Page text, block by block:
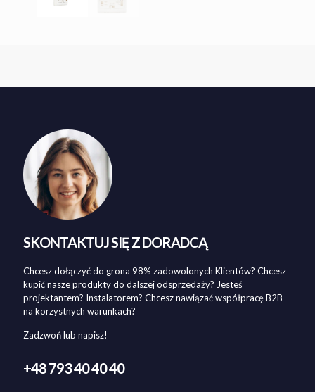
SKONTAKTUJ SIĘ Z DORADCĄ
Chcesz dołączyć do grona 98% zadowolonych Klientów? Chcesz
kupić nasze produkty do dalszej odsprzedaży? Jesteś
projektantem? Instalatorem? Chcesz nawiązać współpracę B2B
na korzystnych warunkach?
Zadzwoń lub napisz!
+48 793 40 40 40